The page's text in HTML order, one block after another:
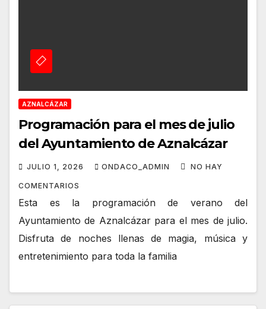
AZNALCÁZAR
Programación para el mes de julio
del Ayuntamiento de Aznalcázar
JULIO 1, 2026 ONDACO_ADMIN NO HAY
COMENTARIOS
Esta es la programación de verano del
Ayuntamiento de Aznalcázar para el mes de julio.
Disfruta de noches llenas de magia, música y
entretenimiento para toda la familia